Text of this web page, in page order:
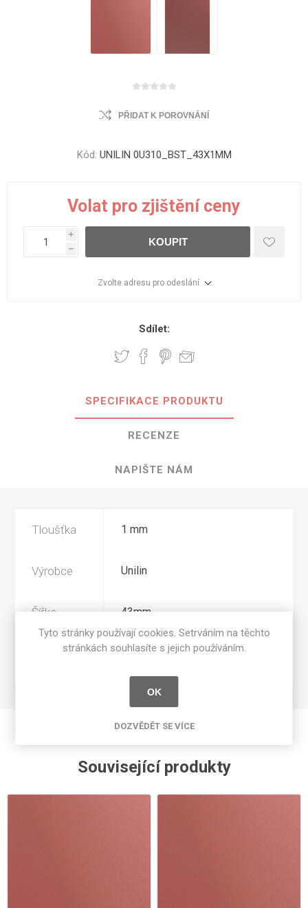
PŘIDAT K POROVNÁNÍ
Kód: UNILIN 0U310_BST_43X1MM
Volat pro zjištění ceny
i
h
KOUPIT
Zvolte adresu pro odeslání
Sdílet:
SPECIFIKACE PRODUKTU
RECENZE
NAPIŠTE NÁM
Tloušťka 1 mm
Výrobce Unilin
Šířka 43mm
Povrchová
Související produkty
Tyto stránky používají cookies. Setrváním na těchto
stránkách souhlasíte s jejich používáním.
OK
DOZVĚDĚT SE VÍCE